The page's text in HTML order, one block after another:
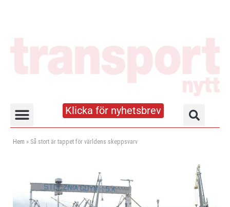
Klicka för nyhetsbrev
Hem » Så stort är tappet för världens skeppsvarv